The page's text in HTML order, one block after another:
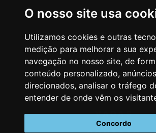
O nosso site usa
Utilizamos cookies e outras
medição para melhorar a sua
navegação no nosso site, de
conteúdo personalizado, anúncios
direcionados, analisar o tráfego
entender de onde vêm os
Concordo
AGÊNCIA
COMO
NOSSOS
CASES &
BLOG
VAGAS